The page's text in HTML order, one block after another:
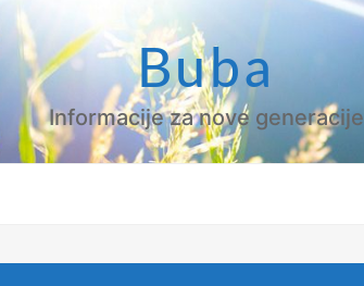
Buba
Informacije za nove generacije